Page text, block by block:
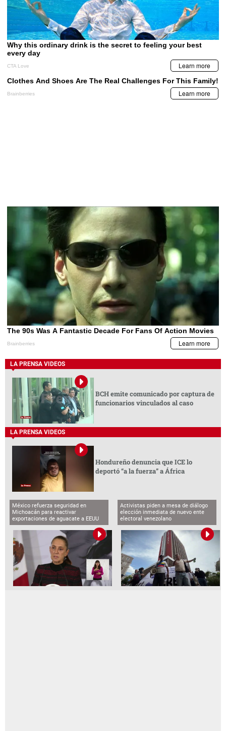
LA PRENSA VIDEOS
BCH emite comunicado por captura de
funcionarios vinculados al caso
LA PRENSA VIDEOS
Hondureño denuncia que ICE lo
deportó “a la fuerza” a África
México refuerza seguridad en
Michoacán para reactivar
exportaciones de aguacate a EEUU
Activistas piden a mesa de diálogo
elección inmediata de nuevo ente
electoral venezolano